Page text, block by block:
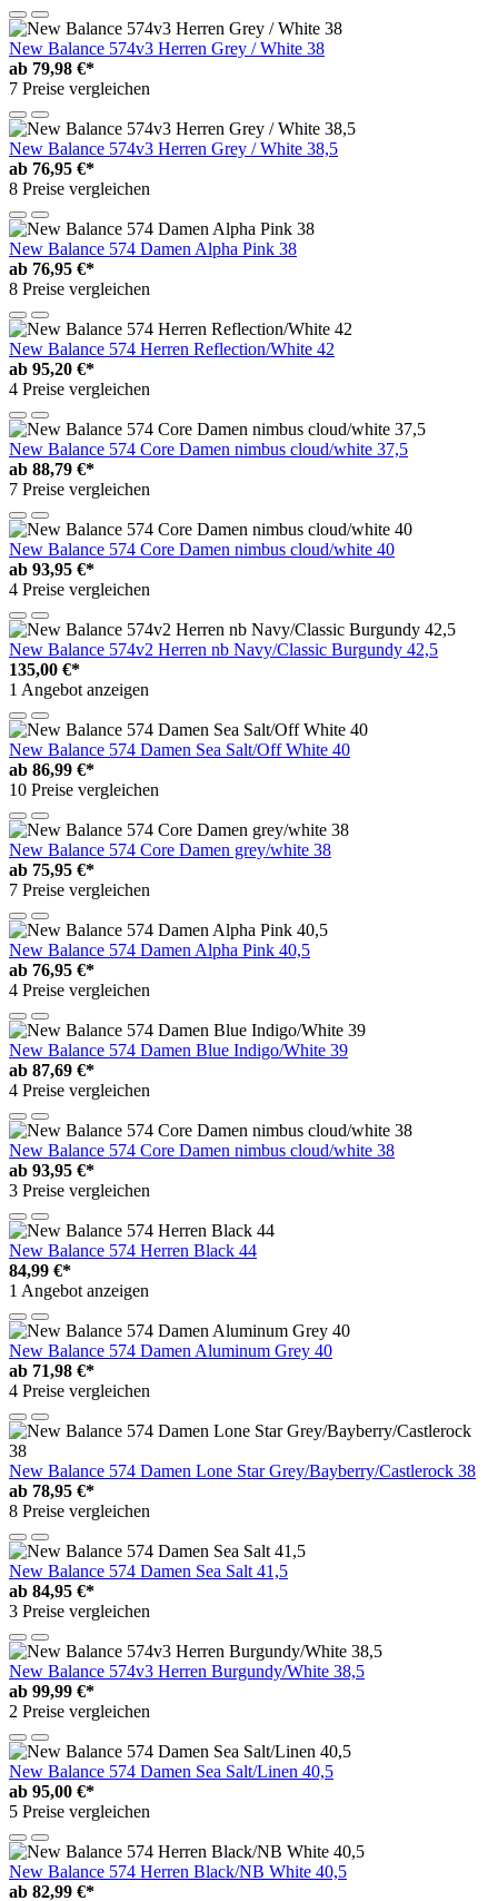
New Balance 574v3 Herren Grey / White 38
ab 79,98 €*
7 Preise vergleichen
New Balance 574v3 Herren Grey / White 38,5
ab 76,95 €*
8 Preise vergleichen
New Balance 574 Damen Alpha Pink 38
ab 76,95 €*
8 Preise vergleichen
New Balance 574 Herren Reflection/White 42
ab 95,20 €*
4 Preise vergleichen
New Balance 574 Core Damen nimbus cloud/white 37,5
ab 88,79 €*
7 Preise vergleichen
New Balance 574 Core Damen nimbus cloud/white 40
ab 93,95 €*
4 Preise vergleichen
New Balance 574v2 Herren nb Navy/Classic Burgundy 42,5
135,00 €*
1 Angebot anzeigen
New Balance 574 Damen Sea Salt/Off White 40
ab 86,99 €*
10 Preise vergleichen
New Balance 574 Core Damen grey/white 38
ab 75,95 €*
7 Preise vergleichen
New Balance 574 Damen Alpha Pink 40,5
ab 76,95 €*
4 Preise vergleichen
New Balance 574 Damen Blue Indigo/White 39
ab 87,69 €*
4 Preise vergleichen
New Balance 574 Core Damen nimbus cloud/white 38
ab 93,95 €*
3 Preise vergleichen
New Balance 574 Herren Black 44
84,99 €*
1 Angebot anzeigen
New Balance 574 Damen Aluminum Grey 40
ab 71,98 €*
4 Preise vergleichen
New Balance 574 Damen Lone Star Grey/Bayberry/Castlerock 38
ab 78,95 €*
8 Preise vergleichen
New Balance 574 Damen Sea Salt 41,5
ab 84,95 €*
3 Preise vergleichen
New Balance 574v3 Herren Burgundy/White 38,5
ab 99,99 €*
2 Preise vergleichen
New Balance 574 Damen Sea Salt/Linen 40,5
ab 95,00 €*
5 Preise vergleichen
New Balance 574 Herren Black/NB White 40,5
ab 82,99 €*